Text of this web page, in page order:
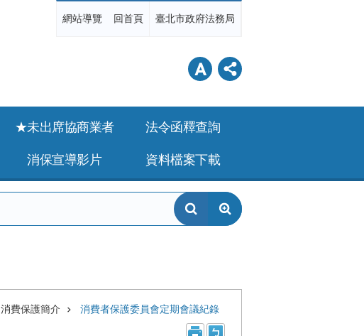
網站導覽 回首頁 臺北市政府法務局
★未出席協商業者 法令函釋查詢
消保宣導影片 資料檔案下載
消費保護簡介 消費者保護委員會定期會議紀錄